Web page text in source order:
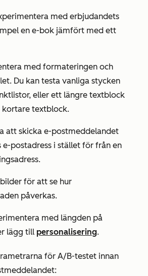
med erbjudandets
en e-bok jämfört med ett
med formateringen och
Du kan testa vanliga stycken
eller ett längre textblock
textblock.
att skicka e-postmeddelandet
e-postadress i stället för från en
för att se hur
påverkas.
med längden på
lägg till personalisering.
för A/B-testet innan